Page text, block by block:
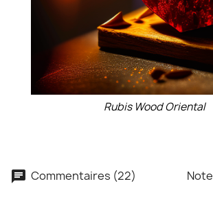
Rubis Wood Oriental
Commentaires (22) Note